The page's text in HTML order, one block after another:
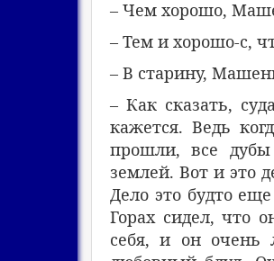
– Чем хорошо,
– Тем и хорошо-с,
– В старину,
– Как сказать,
кажется. Ведь
прошли, все дубы
землей. Вот и это
Дело это будто
Горах сидел, что
себя, и он очень